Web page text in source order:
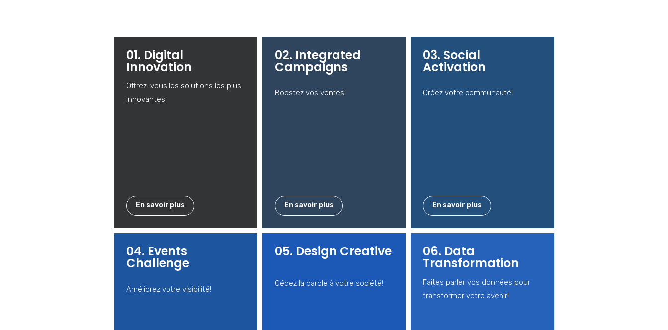
01. Digital
Innovation
Offrez-vous les solutions les plus
innovantes!
En savoir plus
02. Integrated
Campaigns
Boostez vos ventes!
En savoir plus
03. Social
Activation
Créez votre communauté!
En savoir plus
04. Events
Challenge
Améliorez votre visibilité!
05. Design Creative
Cédez la parole à votre société!
06. Data
Transformation
Faites parler vos données pour
transformer votre avenir!